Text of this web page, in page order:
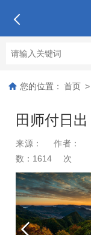
您的位置： 首页 >
田师付日出
来源： 作者：
数： 1614 次